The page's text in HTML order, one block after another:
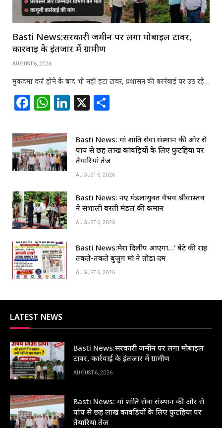
Basti News:सरकारी जमीन पर लगा मोबाइल टावर,
कार्रवाई के इंतजार में ग्रामीण
AUGUST 6, 2026
मुकदमा दर्ज होने के बाद भी नहीं हटा टावर, प्रशासन की कार्रवाई पर उठ रहे…
F
c
e
b
o
k
W
at
s
A
p
Li
k
e
dI
n
X
ar
e
Basti News: मां शांति सेवा संस्थान की ओर से
पांच से छह लाख कांवड़ियों के लिए फुटहिया पर
तैयारियां तेज
AUGUST 6, 2026
Basti News: नए मंडलायुक्त वैभव श्रीवास्तव
ने संभाली बस्ती मंडल की कमान
AUGUST 6, 2026
Basti News:मेरा दिलीप आएगा…’ बेटे की राह
तकते-तकते बुजुर्ग मां ने तोड़ा दम
AUGUST 6, 2026
LATEST NEWS
Basti News:सरकारी जमीन पर लगा मोबाइल
टावर, कार्रवाई के इंतजार में ग्रामीण
AUGUST 6, 2026
Basti News: मां शांति सेवा संस्थान की ओर से
पांच से छह लाख कांवड़ियों के लिए फुटहिया पर
तैयारियां तेज